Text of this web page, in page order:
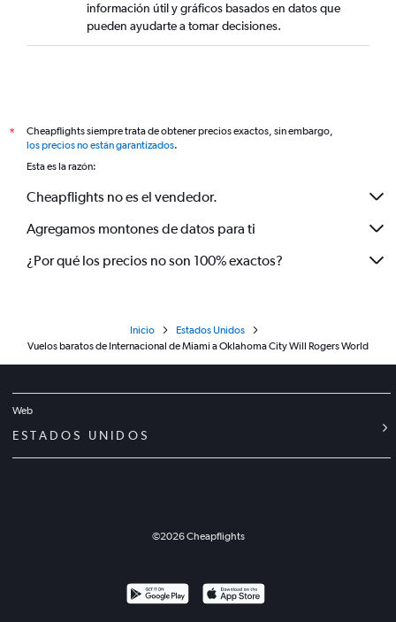
información útil y gráficos basados en datos que
pueden ayudarte a tomar decisiones.
*
Cheapflights siempre trata de obtener precios exactos, sin embargo,
los precios no están garantizados.
Esta es la razón:
Cheapflights no es el vendedor.
Agregamos montones de datos para ti
¿Por qué los precios no son 100% exactos?
Inicio
Estados Unidos
Vuelos baratos de Internacional de Miami a Oklahoma City Will Rogers World
Web
ESTADOS UNIDOS
©2026Cheapflights